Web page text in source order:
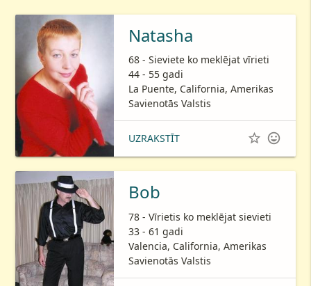
Natasha
68 - Sieviete ko meklējat vīrieti
44 - 55 gadi
La Puente, California, Amerikas
Savienotās Valstis
UZRAKSTĪT  
Bob
78 - Vīrietis ko meklējat sievieti
33 - 61 gadi
Valencia, California, Amerikas
Savienotās Valstis